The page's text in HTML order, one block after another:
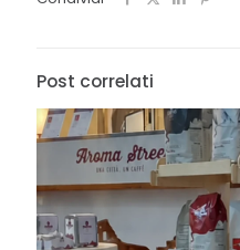
Post correlati